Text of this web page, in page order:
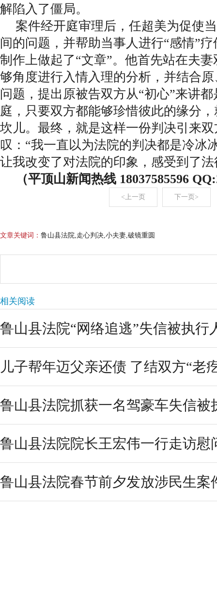
解陷入了僵局。
案件经开庭审理后，任超美为促使
间的问题，并帮助当事人进行“感情”
制作上做起了“文章”。他首先站在夫
够角度进行入情入理的分析，并结合
问题，提出原被告双方从“初心”来讲
庭，只要双方都能够珍惜彼此的缘分
坎儿。最终，就是这样一份判决引来
叹：“我一直以为法院的判决都是冷冰
让我改变了对法院的印象，感受到了
（平顶山新闻热线 18037585596
<上一页 下一页>
文章关键词： 鲁山县法院,走心判决,小夫妻,破镜重圆
相关阅读
鲁山县法院“网络追逃”失信被执行
儿子帮年迈父亲还债 了结双方“老
鲁山县法院抓获一名驾豪车失信被
鲁山县法院院长王宏伟一行走访慰
鲁山县法院春节前夕发放涉民生案